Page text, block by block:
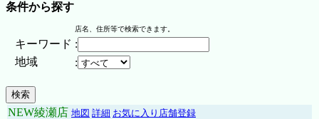
条件から探す
店名、住所等で検索できます。
キーワード :
地域
:
NEW綾瀬店 地図 詳細 お気に入り店舗登録